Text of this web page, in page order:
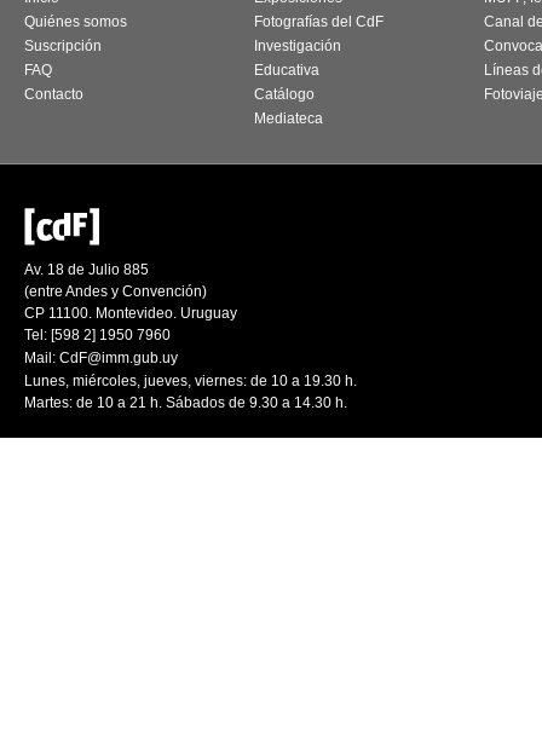
Quiénes somos
Suscripción
FAQ
Contacto
Fotografías del CdF
Investigación
Educativa
Catálogo
Mediateca
Canal
Líneas
Av. 18 de Julio 885
(entre Andes y Convención)
CP 11100. Montevideo. Uruguay
Tel: [598 2] 1950 7960
Mail: CdF@imm.gub.uy
Lunes, miércoles, jueves, viernes: de 10 a 19.30 h.
Martes: de 10 a 21 h. Sábados de 9.30 a 14.30 h.